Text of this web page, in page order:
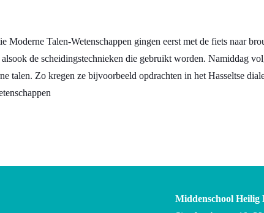
Moderne Talen-Wetenschappen gingen eerst met de fiets naar
de scheidingstechnieken die gebruikt worden. Namiddag
talen. Zo kregen ze bijvoorbeeld opdrachten in het Hasseltse
Middenschool Heilig